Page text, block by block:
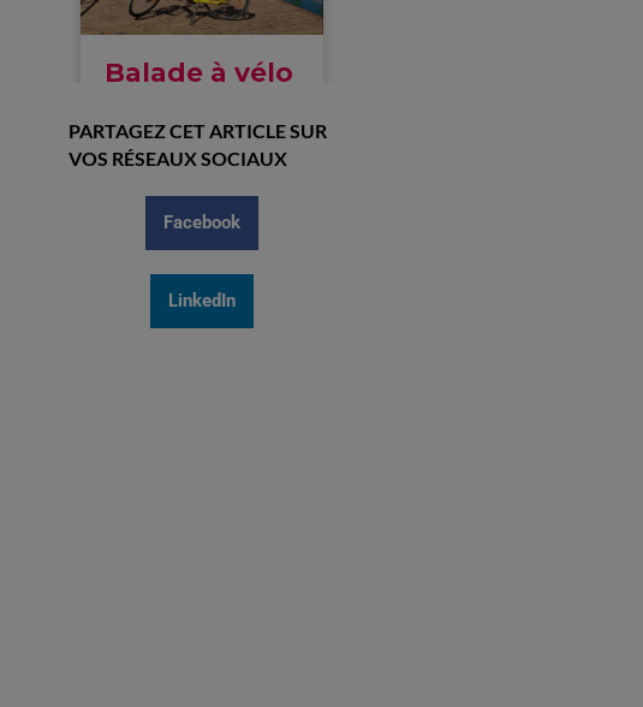
PARTAGEZ CET ARTICLE SUR
VOS RÉSEAUX SOCIAUX
Facebook
LinkedIn